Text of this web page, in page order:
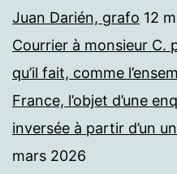
Juan Darién, grafo 12
Courrier à monsieur C.
qu’il fait, comme
France, l’objet d’une
inversée à partir d’un
mars 2026